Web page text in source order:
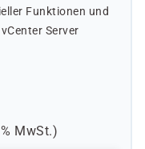
Funktionen und
Server
MwSt.)